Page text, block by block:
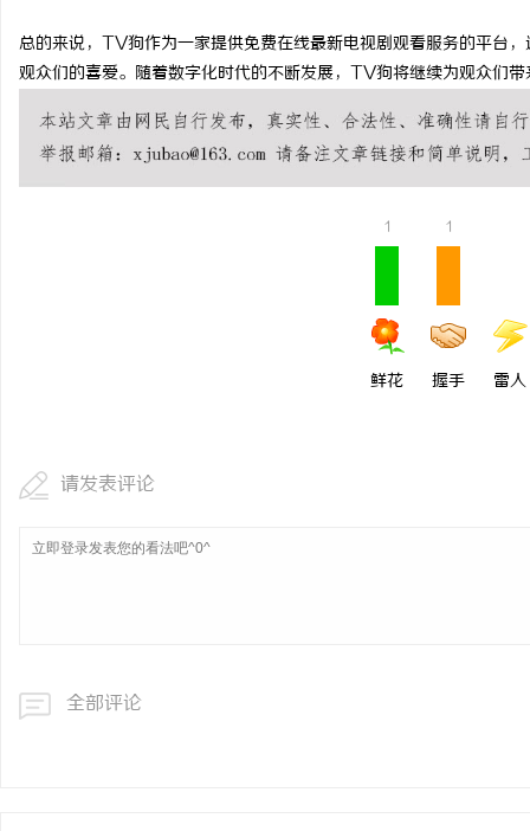
总的来说，TV狗作为一家提供免费在线最新电视剧观看服务的平台
观众们的喜爱。随着数字化时代的不断发展，TV狗将继续为观众们
1
鲜花
1
握手 雷人
请发表评论
全部评论
探索河马影视：打造极